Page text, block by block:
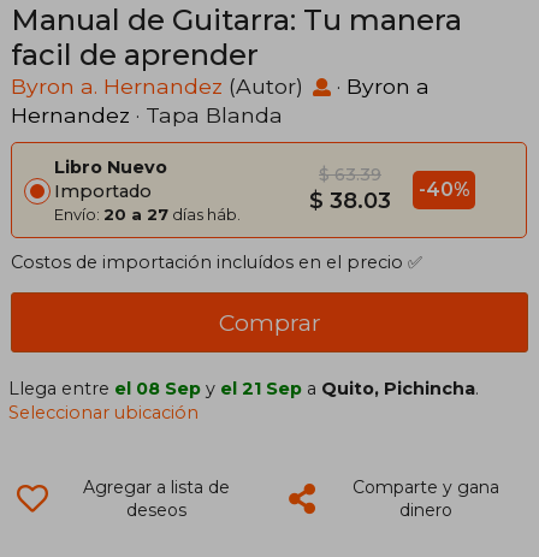
Manual de Guitarra: Tu manera
facil de aprender
Byron a. Hernandez (Autor) · Byron a
Hernandez · Tapa Blanda
Libro Nuevo
Importado
Envío: 20 a 27 días háb.
$ 63.39
$ 38.03 -40%
Costos de importación incluídos en el precio ✅
Comprar
Llega entre el 08 Sep y el 21 Sep a Quito, Pichincha.
Seleccionar ubicación
Agregar a lista de
deseos
Comparte y gana
dinero